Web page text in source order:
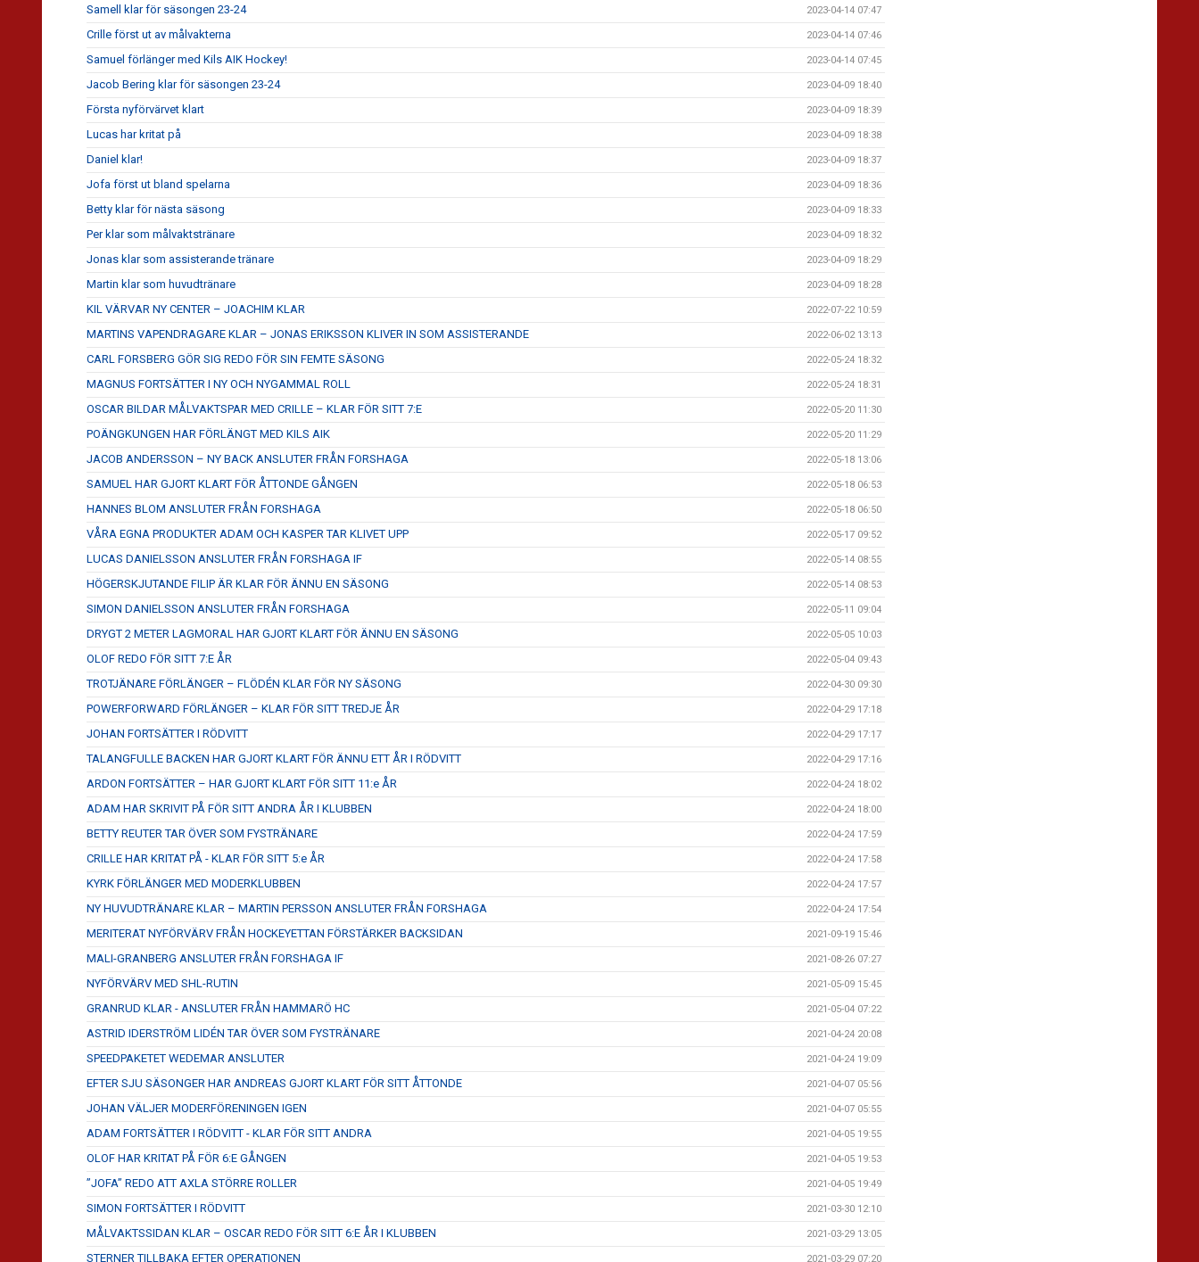
Samell klar för säsongen 23-24 2023-04-14 07:47
Crille först ut av målvakterna 2023-04-14 07:46
Samuel förlänger med Kils AIK Hockey! 2023-04-14 07:45
Jacob Bering klar för säsongen 23-24 2023-04-09 18:40
Första nyförvärvet klart 2023-04-09 18:39
Lucas har kritat på 2023-04-09 18:38
Daniel klar! 2023-04-09 18:37
Jofa först ut bland spelarna 2023-04-09 18:36
Betty klar för nästa säsong 2023-04-09 18:33
Per klar som målvaktstränare 2023-04-09 18:32
Jonas klar som assisterande tränare 2023-04-09 18:29
Martin klar som huvudtränare 2023-04-09 18:28
KIL VÄRVAR NY CENTER – JOACHIM KLAR 2022-07-22 10:59
MARTINS VAPENDRAGARE KLAR – JONAS ERIKSSON KLIVER IN SOM ASSISTERANDE 2022-06-02 13:13
CARL FORSBERG GÖR SIG REDO FÖR SIN FEMTE SÄSONG 2022-05-24 18:32
MAGNUS FORTSÄTTER I NY OCH NYGAMMAL ROLL 2022-05-24 18:31
OSCAR BILDAR MÅLVAKTSPAR MED CRILLE – KLAR FÖR SITT 7:E 2022-05-20 11:30
POÄNGKUNGEN HAR FÖRLÄNGT MED KILS AIK 2022-05-20 11:29
JACOB ANDERSSON – NY BACK ANSLUTER FRÅN FORSHAGA 2022-05-18 13:06
SAMUEL HAR GJORT KLART FÖR ÅTTONDE GÅNGEN 2022-05-18 06:53
HANNES BLOM ANSLUTER FRÅN FORSHAGA 2022-05-18 06:50
VÅRA EGNA PRODUKTER ADAM OCH KASPER TAR KLIVET UPP 2022-05-17 09:52
LUCAS DANIELSSON ANSLUTER FRÅN FORSHAGA IF 2022-05-14 08:55
HÖGERSKJUTANDE FILIP ÄR KLAR FÖR ÄNNU EN SÄSONG 2022-05-14 08:53
SIMON DANIELSSON ANSLUTER FRÅN FORSHAGA 2022-05-11 09:04
DRYGT 2 METER LAGMORAL HAR GJORT KLART FÖR ÄNNU EN SÄSONG 2022-05-05 10:03
OLOF REDO FÖR SITT 7:E ÅR 2022-05-04 09:43
TROTJÄNARE FÖRLÄNGER – FLÖDÉN KLAR FÖR NY SÄSONG 2022-04-30 09:30
POWERFORWARD FÖRLÄNGER – KLAR FÖR SITT TREDJE ÅR 2022-04-29 17:18
JOHAN FORTSÄTTER I RÖDVITT 2022-04-29 17:17
TALANGFULLE BACKEN HAR GJORT KLART FÖR ÄNNU ETT ÅR I RÖDVITT 2022-04-29 17:16
ARDON FORTSÄTTER – HAR GJORT KLART FÖR SITT 11:e ÅR 2022-04-24 18:02
ADAM HAR SKRIVIT PÅ FÖR SITT ANDRA ÅR I KLUBBEN 2022-04-24 18:00
BETTY REUTER TAR ÖVER SOM FYSTRÄNARE 2022-04-24 17:59
CRILLE HAR KRITAT PÅ - KLAR FÖR SITT 5:e ÅR 2022-04-24 17:58
KYRK FÖRLÄNGER MED MODERKLUBBEN 2022-04-24 17:57
NY HUVUDTRÄNARE KLAR – MARTIN PERSSON ANSLUTER FRÅN FORSHAGA 2022-04-24 17:54
MERITERAT NYFÖRVÄRV FRÅN HOCKEYETTAN FÖRSTÄRKER BACKSIDAN 2021-09-19 15:46
MALI-GRANBERG ANSLUTER FRÅN FORSHAGA IF 2021-08-26 07:27
NYFÖRVÄRV MED SHL-RUTIN 2021-05-09 15:45
GRANRUD KLAR - ANSLUTER FRÅN HAMMARÖ HC 2021-05-04 07:22
ASTRID IDERSTRÖM LIDÉN TAR ÖVER SOM FYSTRÄNARE 2021-04-24 20:08
SPEEDPAKETET WEDEMAR ANSLUTER 2021-04-24 19:09
EFTER SJU SÄSONGER HAR ANDREAS GJORT KLART FÖR SITT ÅTTONDE 2021-04-07 05:56
JOHAN VÄLJER MODERFÖRENINGEN IGEN 2021-04-07 05:55
ADAM FORTSÄTTER I RÖDVITT - KLAR FÖR SITT ANDRA 2021-04-05 19:55
OLOF HAR KRITAT PÅ FÖR 6:E GÅNGEN 2021-04-05 19:53
”JOFA” REDO ATT AXLA STÖRRE ROLLER 2021-04-05 19:49
SIMON FORTSÄTTER I RÖDVITT 2021-03-30 12:10
MÅLVAKTSSIDAN KLAR – OSCAR REDO FÖR SITT 6:E ÅR I KLUBBEN 2021-03-29 13:05
STERNER TILLBAKA EFTER OPERATIONEN 2021-03-29 07:20